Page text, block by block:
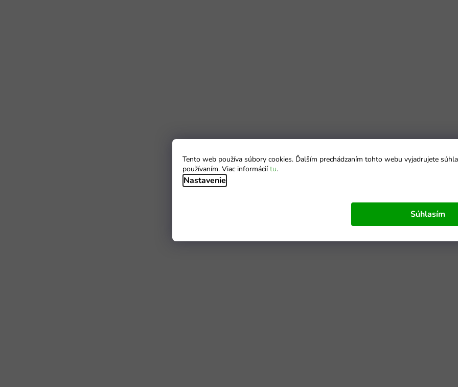
Tento web používa súbory cookies. Ďalším prechádzaním tohto webu vyjadrujete
používaním. Viac informáciítu.
Nastavenie
Súhlasím